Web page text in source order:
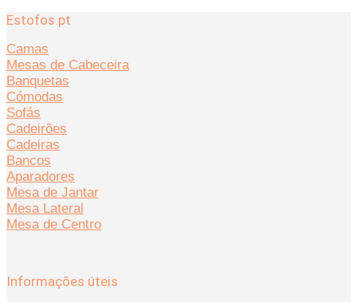
Estofos.pt
Camas
Mesas de Cabeceira
Banquetas
Cómodas
Sofás
Cadeirões
Cadeiras
Bancos
Aparadores
Mesa de Jantar
Mesa Lateral
Mesa de Centro
Informações úteis